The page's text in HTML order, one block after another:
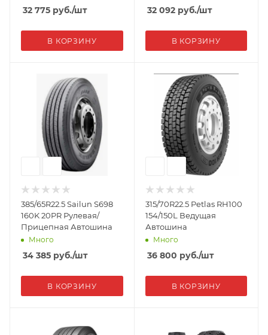
32 775 руб./шт
В КОРЗИНУ
32 092руб./шт
В КОРЗИНУ
385/65R22.5 Sailun S698
160K 20PR Рулевая/
Прицепная Автошина
Много
34 385 руб./шт
В КОРЗИНУ
315/70R22.5 Petlas RH100
154/150L Ведущая
Автошина
Много
36 800 руб./шт
В КОРЗИНУ